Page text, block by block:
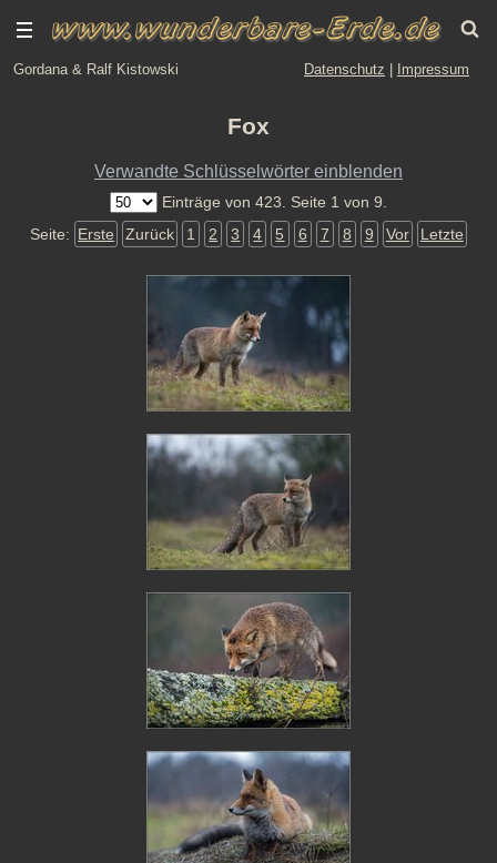
Gordana & Ralf Kistowski Datenschutz Impressum
Fox
Verwandte Schlüsselwörter einblenden
Einträge von 423. Seite 1 von 9.
Seite: Erste Zurück 1 2 3 4 5 6 7 8 9 Vor Letzte